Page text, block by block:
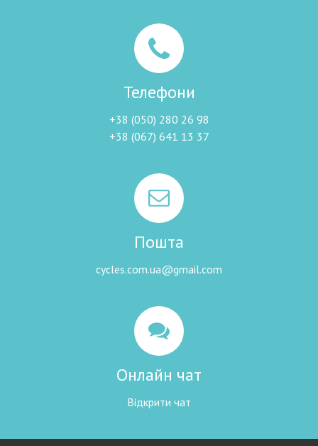
Телефони
+38 (050) 280 26 98
+38 (067) 641 13 37
Пошта
cycles.com.ua@gmail.com
Онлайн чат
Відкрити чат